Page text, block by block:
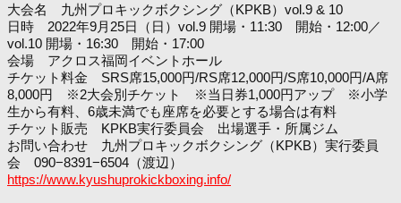
大会名 九州プロキックボクシング（KPKB）vol.9 & 10
日時 2022年9月25日（日）vol.9 開場・11:30 開始・12:00／
vol.10 開場・16:30 開始・17:00
会場 アクロス福岡イベントホール
チケット料金 SRS席15,000円/RS席12,000円/S席10,000円/A席
8,000円 ※2大会別チケット ※当日券1,000円アップ ※小学
生から有料、6歳未満でも座席を必要とする場合は有料
チケット販売 KPKB実行委員会 出場選手・所属ジム
お問い合わせ 九州プロキックボクシング（KPKB）実行委員
会 090−8391−6504（渡辺）
https://www.kyushuprokickboxing.info/